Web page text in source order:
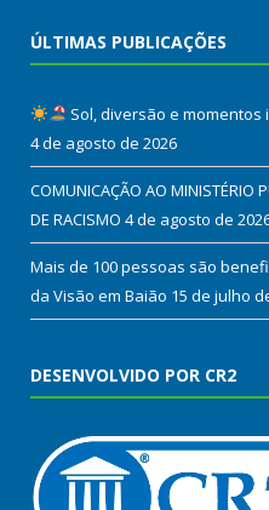
ÚLTIMAS PUBLICAÇÕES
Sol, diversão e
4 de agosto de 2026
COMUNICAÇÃO AO MINISTÉRIO
DE RACISMO 4 de agosto de
Mais de 100 pessoas são
da Visão em Baião 15 de julho
DESENVOLVIDO POR CR2